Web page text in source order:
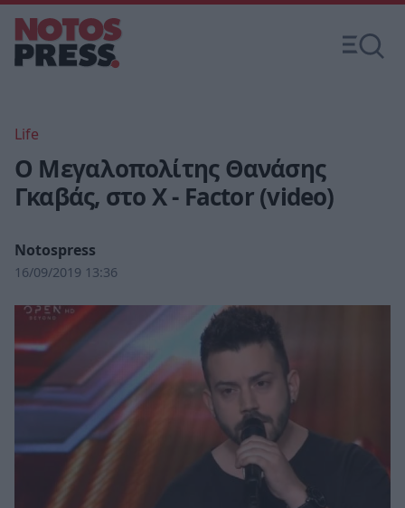
Life
Ο Μεγαλοπολίτης Θανάσης
Γκαβάς, στο X - Factor (video)
Notospress
16/09/2019 13:36